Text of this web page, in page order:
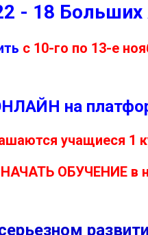
- 18
с 10-го по 13-е
на
учащиеся 1
ОБУЧЕНИЕ в